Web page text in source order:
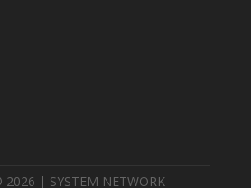
| SYSTEM NETWORK